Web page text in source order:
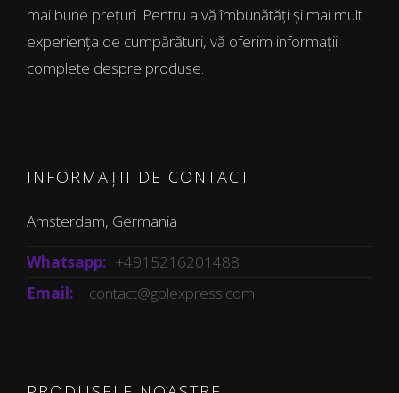
mai bune prețuri. Pentru a vă îmbunătăți și mai mult
experiența de cumpărături, vă oferim informații
complete despre produse.
INFORMAȚII DE CONTACT
Amsterdam, Germania
Whatsapp: +4915216201488
Email:
contact@gblexpress.com